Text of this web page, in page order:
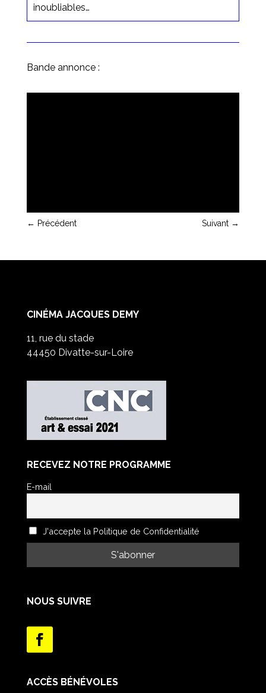
inoubliables…
Bande annonce :
← Précédent Suivant →
CINÉMA JACQUES DEMY
11, rue du stade
44450 Divatte-sur-Loire
RECEVEZ NOTRE PROGRAMME
E-mail
J'accepte la Politique de Confidentialité
NOUS SUIVRE
ACCÈS BÉNÉVOLES